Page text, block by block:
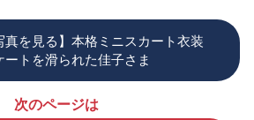
真を見る】本格ミニスカート衣装
トを滑られた佳子さま
次のページは